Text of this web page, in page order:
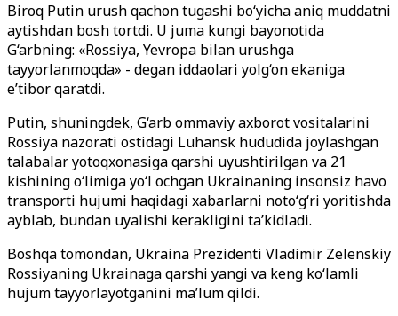
Biroq Putin urush qachon tugashi bo‘yicha aniq muddatni
aytishdan bosh tortdi. U juma kungi bayonotida
G‘arbning: «Rossiya, Yevropa bilan urushga
tayyorlanmoqda» - degan iddaolari yolg‘on ekaniga
e’tibor qaratdi.
Putin, shuningdek, G‘arb ommaviy axborot vositalarini
Rossiya nazorati ostidagi Luhansk hududida joylashgan
talabalar yotoqxonasiga qarshi uyushtirilgan va 21
kishining o‘limiga yo‘l ochgan Ukrainaning insonsiz havo
transporti hujumi haqidagi xabarlarni noto‘g‘ri yoritishda
ayblab, bundan uyalishi kerakligini ta’kidladi.
Boshqa tomondan, Ukraina Prezidenti Vladimir Zelenskiy
Rossiyaning Ukrainaga qarshi yangi va keng ko‘lamli
hujum tayyorlayotganini ma’lum qildi.